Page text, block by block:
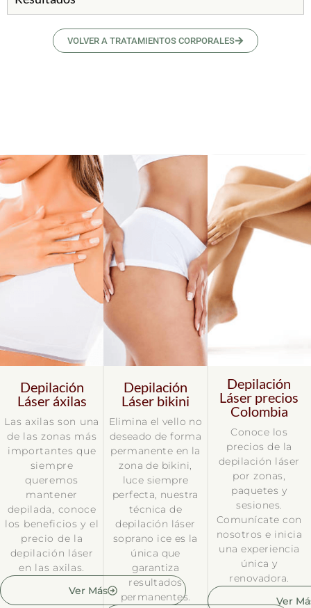
VOLVER A TRATAMIENTOS CORPORALES
Depilación
Láser áxilas
Las axilas son una
de las zonas más
importantes que
siempre
queremos
mantener
depilada, conoce
los beneficios y el
precio de la
depilación láser
en las axilas.
Ver Más
Depilación
Láser bikini
Elimina el vello no
deseado de forma
permanente en la
zona de bikini,
luce siempre
perfecta, nuestra
técnica de
depilación láser
soprano ice es la
única que
garantiza
resultados
permanentes.
Depilación
Láser precios
Colombia
Conoce los
precios de la
depilación láser
por zonas,
paquetes y
sesiones.
Comunícate con
nosotros e inicia
una experiencia
única y
renovadora.
Ver